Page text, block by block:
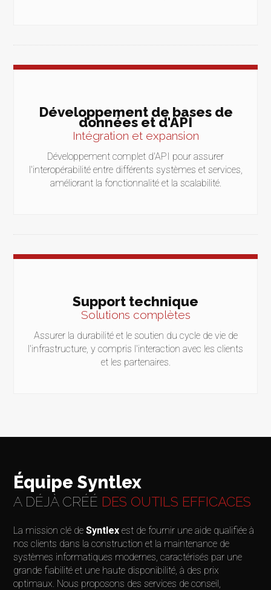
Développement de bases de
données et d'API
Intégration et expansion
Développement complet d'API pour assurer
l'interopérabilité entre différents systèmes et services,
améliorant la fonctionnalité et la scalabilité.
Support technique
Solutions complètes
Assurer la durabilité et le soutien du cycle de vie de
l'infrastructure, y compris l'interaction avec les clients
et les partenaires.
Équipe Syntlex
A DÉJÀ CRÉÉ DES OUTILS EFFICACES
La mission clé deSyntlex est de fournir une aide qualifiée à
nos clients dans la construction et la maintenance de
systèmes informatiques modernes, caractérisés par une
grande fiabilité et une haute disponibilité, à des prix
optimaux. Nous proposons des services de conseil,